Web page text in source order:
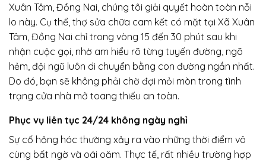
Xuân Tâm, Đồng Nai, chúng tôi giải quyết hoàn toàn nỗi
lo này. Cụ thể, thợ sửa chữa cam kết có mặt tại Xã Xuân
Tâm, Đồng Nai chỉ trong vòng 15 đến 30 phút sau khi
nhận cuộc gọi, nhờ am hiểu rõ từng tuyến đường, ngõ
hẻm, đội ngũ luôn di chuyển bằng con đường ngắn nhất.
Do đó, bạn sẽ không phải chờ đợi mỏi mòn trong tình
trạng cửa nhà mở toang thiếu an toàn.
Phục vụ liên tục 24/24 không ngày nghỉ
Sự cố hỏng hóc thường xảy ra vào những thời điểm vô
cùng bất ngờ và oái oăm. Thực tế, rất nhiều trường hợp